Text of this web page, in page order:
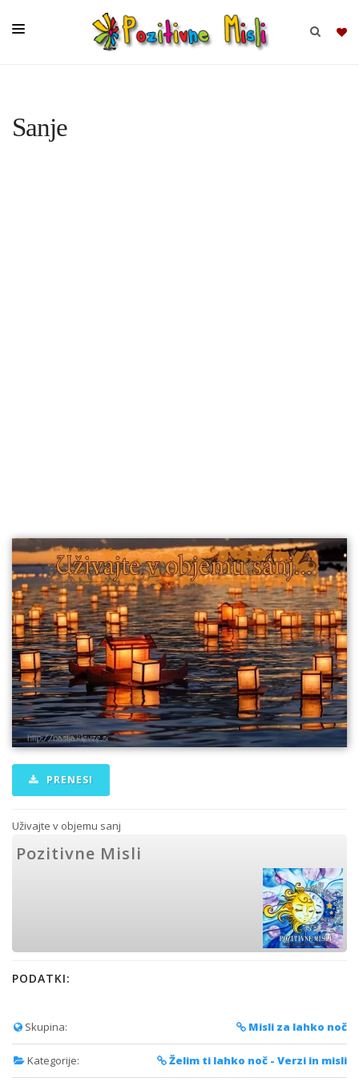
SKUPINE
Sanje
PRENESI
Uživajte v objemu sanj
Pozitivne Misli
PODATKI:
Skupina: Misli za lahko noč
Kategorije: Želim ti lahko noč - Verzi in misli